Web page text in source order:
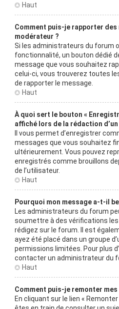
Haut
Comment puis-je rapporter des
modérateur ?
Si les administrateurs du forum
fonctionnalité, un bouton dédié
message que vous souhaitez
celui-ci, vous trouverez toutes
de rapporter le message.
Haut
À quoi sert le bouton «
affiché lors de la rédaction
Il vous permet d’enregistrer
messages que vous souhaitez
ultérieurement. Vous pouvez
enregistrés comme brouillons
de l’utilisateur.
Haut
Pourquoi mon message a-t-il
Les administrateurs du forum
soumettre à des vérifications
rédigez sur le forum. Il est
ayez été placé dans un groupe
permissions limitées. Pour plus
contacter un administrateur du
Haut
Comment puis-je remonter mes
En cliquant sur le lien «